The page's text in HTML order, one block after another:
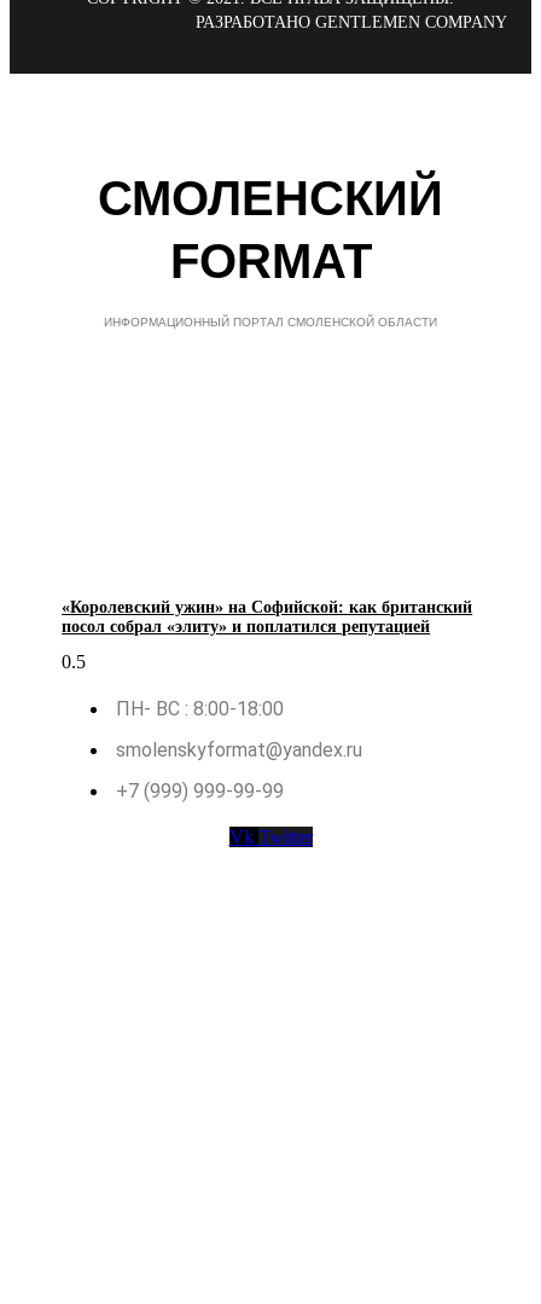
РАЗРАБОТАНО GENTLEMEN COMPANY
СМОЛЕНСКИЙ
FORMAT
ИНФОРМАЦИОННЫЙ ПОРТАЛ СМОЛЕНСКОЙ ОБЛАСТИ
«Королевский ужин» на Софийской: как британский
посол собрал «элиту» и поплатился репутацией
ПН- ВС : 8:00-18:00
smolenskyformat@yandex.ru
+7 (999) 999-99-99
Vk Twitter